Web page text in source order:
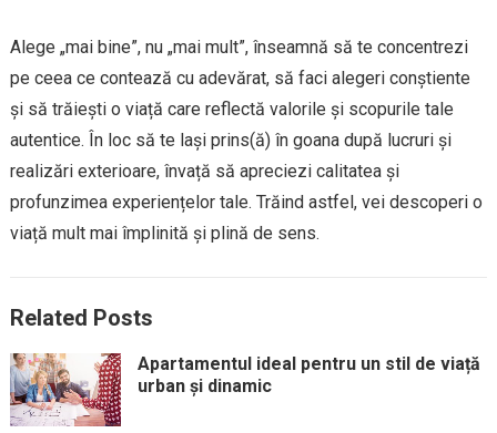
Alege „mai bine”, nu „mai mult”, înseamnă să te concentrezi
pe ceea ce contează cu adevărat, să faci alegeri conștiente
și să trăiești o viață care reflectă valorile și scopurile tale
autentice. În loc să te lași prins(ă) în goana după lucruri și
realizări exterioare, învață să apreciezi calitatea și
profunzimea experiențelor tale. Trăind astfel, vei descoperi o
viață mult mai împlinită și plină de sens.
Related Posts
Apartamentul ideal pentru un stil de viață
urban și dinamic